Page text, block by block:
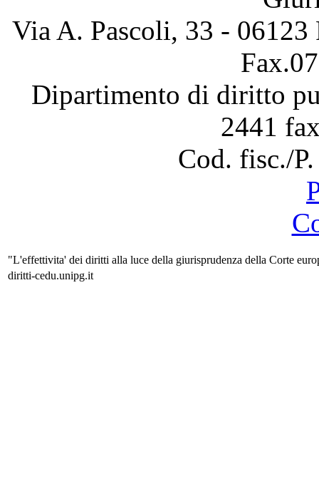
Via A. Pascoli, 33 -
Dipartimento di diritto
2441
Cod. fisc./
"L'effettivita' dei diritti alla luce della giurisprudenza della Corte
diritti-cedu.unipg.it